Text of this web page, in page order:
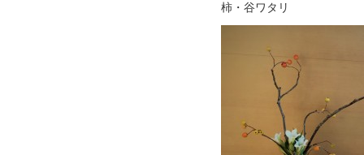
柿・谷ワタリ